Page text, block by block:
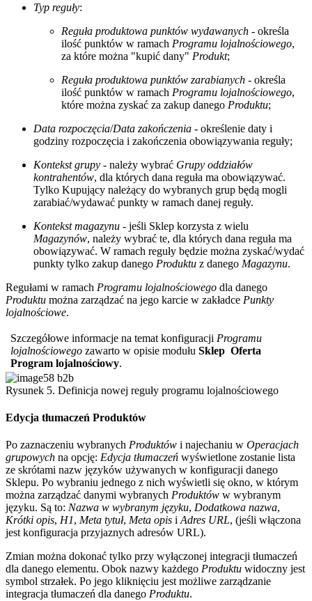
Typ reguły:
Reguła produktowa punktów wydawanych - określa
ilość punktów w ramach Programu lojalnościowego,
za które można "kupić dany" Produkt;
Reguła produktowa punktów zarabianych - określa
ilość punktów w ramach Programu lojalnościowego,
które można zyskać za zakup danego Produktu;
Data rozpoczęcia/Data zakończenia - określenie daty i
godziny rozpoczęcia i zakończenia obowiązywania reguły;
Kontekst grupy - należy wybrać Grupy oddziałów
kontrahentów, dla których dana reguła ma obowiązywać.
Tylko Kupujący należący do wybranych grup będą mogli
zarabiać/wydawać punkty w ramach danej reguły.
Kontekst magazynu - jeśli Sklep korzysta z wielu
Magazynów, należy wybrać te, dla których dana reguła ma
obowiązywać. W ramach reguły będzie można zyskać/wydać
punkty tylko zakup danego Produktu z danego Magazynu.
Regułami w ramach Programu lojalnościowego dla danego
Produktu można zarządzać na jego karcie w zakładce Punkty
lojalnościowe.
Szczegółowe informacje na temat konfiguracji Programu
lojalnościowego zawarto w opisie modułu Sklep Oferta
Program lojalnościowy.
Rysunek 5. Definicja nowej reguły programu lojalnościowego
Edycja tłumaczeń Produktów
Po zaznaczeniu wybranych Produktów i najechaniu w Operacjach
grupowych na opcję: Edycja tłumaczeń wyświetlone zostanie lista
ze skrótami nazw języków używanych w konfiguracji danego
Sklepu. Po wybraniu jednego z nich wyświetli się okno, w którym
można zarządzać danymi wybranych Produktów w wybranym
języku. Są to: Nazwa w wybranym języku, Dodatkowa nazwa,
Krótki opis, H1, Meta tytuł, Meta opis i Adres URL, (jeśli włączona
jest konfiguracja przyjaznych adresów URL).
Zmian można dokonać tylko przy wyłączonej integracji tłumaczeń
dla danego elementu. Obok nazwy każdego Produktu widoczny jest
symbol strzałek. Po jego kliknięciu jest możliwe zarządzanie
integracja tłumaczeń dla danego Produktu.